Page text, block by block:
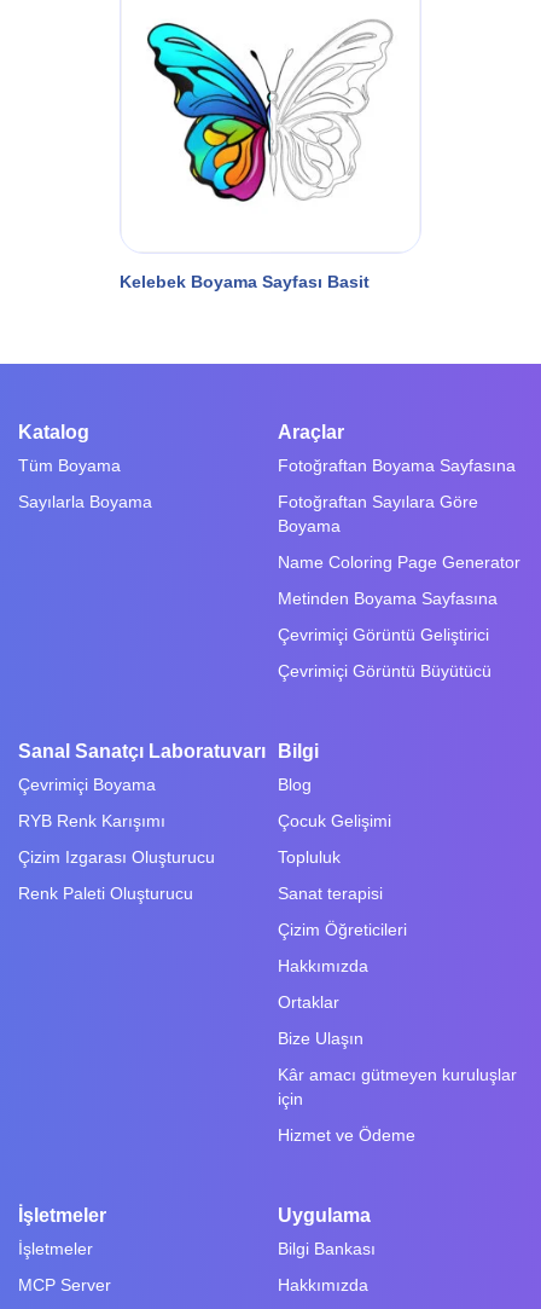
Kelebek Boyama Sayfası Basit
Katalog
Tüm Boyama
Sayılarla Boyama
Araçlar
Fotoğraftan Boyama Sayfasına
Fotoğraftan Sayılara Göre
Boyama
Name Coloring Page Generator
Metinden Boyama Sayfasına
Çevrimiçi Görüntü Geliştirici
Çevrimiçi Görüntü Büyütücü
Sanal Sanatçı Laboratuvarı
Çevrimiçi Boyama
RYB Renk Karışımı
Çizim Izgarası Oluşturucu
Renk Paleti Oluşturucu
Bilgi
Blog
Çocuk Gelişimi
Topluluk
Sanat terapisi
Çizim Öğreticileri
Hakkımızda
Ortaklar
Bize Ulaşın
Kâr amacı gütmeyen kuruluşlar
için
Hizmet ve Ödeme
İşletmeler
İşletmeler
MCP Server
Uygulama
Bilgi Bankası
Hakkımızda